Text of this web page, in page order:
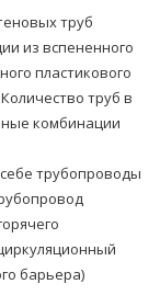
труб
из вспененного
пластикового
труб в
комбинации
тpубопроводы
барьера)